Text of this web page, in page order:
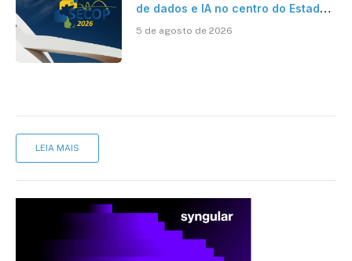
de dados e IA no centro do Estado
inteligente
5 de agosto de 2026
LEIA MAIS